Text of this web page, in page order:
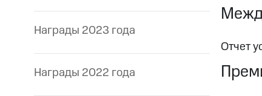
Награды 2023 года
Награды 2022 года
Отчет